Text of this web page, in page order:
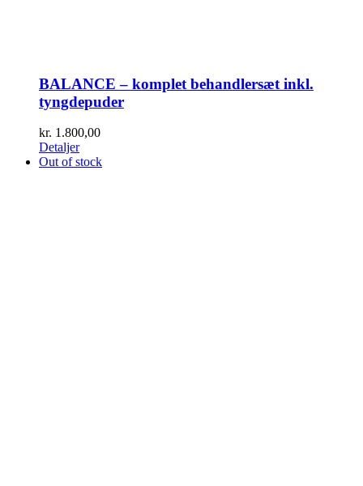
BALANCE – komplet behandlersæt inkl.
tyngdepuder
kr. 1.800,00
Detaljer
Out of stock